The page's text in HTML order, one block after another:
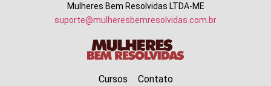
Mulheres Bem Resolvidas LTDA-ME
suporte@mulheresbemresolvidas.com.br
Cursos Contato